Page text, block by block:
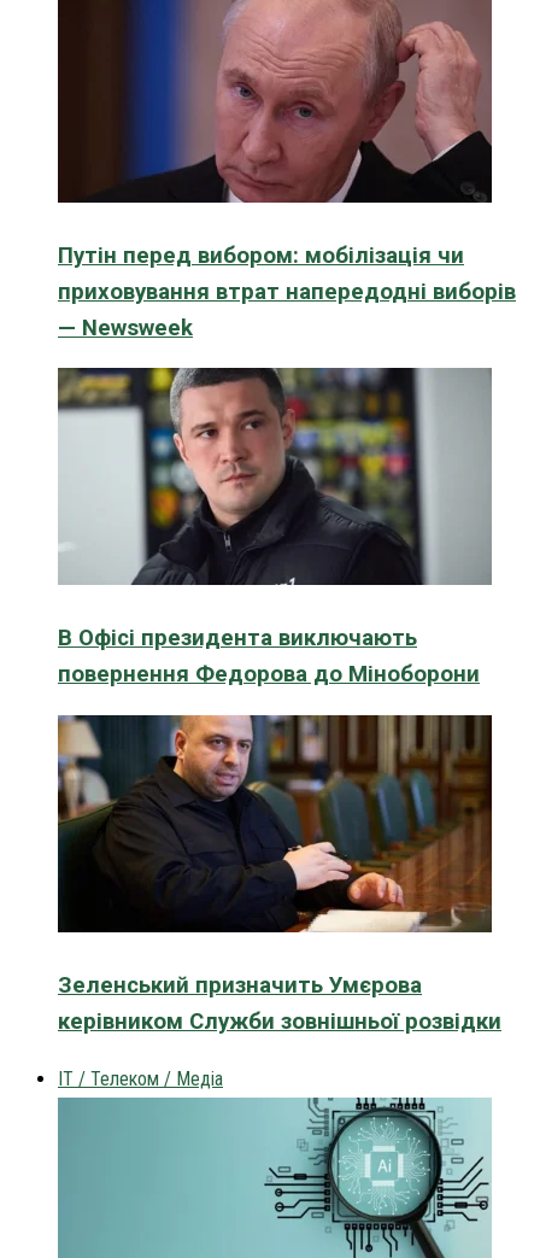
Путін перед вибором: мобілізація чи
приховування втрат напередодні виборів
— Newsweek
В Офісі президента виключають
повернення Федорова до Міноборони
Зеленський призначить Умєрова
керівником Служби зовнішньої розвідки
IT / Телеком / Медіа